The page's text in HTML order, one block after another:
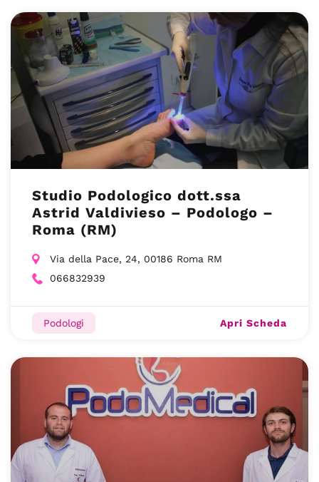
Studio Podologico dott.ssa
Astrid Valdivieso – Podologo –
Roma (RM)
Via della Pace, 24, 00186 Roma RM
066832939
Podologi Apri Scheda